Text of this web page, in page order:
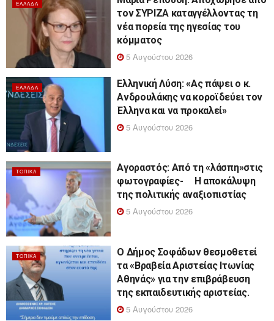
ΕΛΛΆΔΑ
τον ΣΥΡΙΖΑ καταγγέλλοντας τη
νέα πορεία της ηγεσίας του
κόμματος
5 Αυγούστου 2026
ΕΛΛΆΔΑ
Ελληνική Λύση: «Ας πάψει ο κ.
Ανδρουλάκης να κοροϊδεύει τον
Έλληνα και να προκαλεί»
5 Αυγούστου 2026
ΤΟΠΙΚΆ
Αγοραστός: Από τη «λάσπη»στις
φωτογραφίες- Η αποκάλυψη
της πολιτικής αναξιοπιστίας
5 Αυγούστου 2026
ΤΟΠΙΚΆ
Ο Δήμος Σοφάδων θεσμοθετεί
τα «Βραβεία Αριστείας Ιτωνίας
Αθηνάς» για την επιβράβευση
της εκπαιδευτικής αριστείας.
5 Αυγούστου 2026